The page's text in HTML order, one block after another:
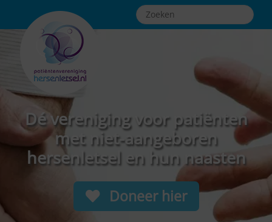
Dé vereniging voor patiënten
met niet-aangeboren
hersenletsel en hun naasten
Doneer hier